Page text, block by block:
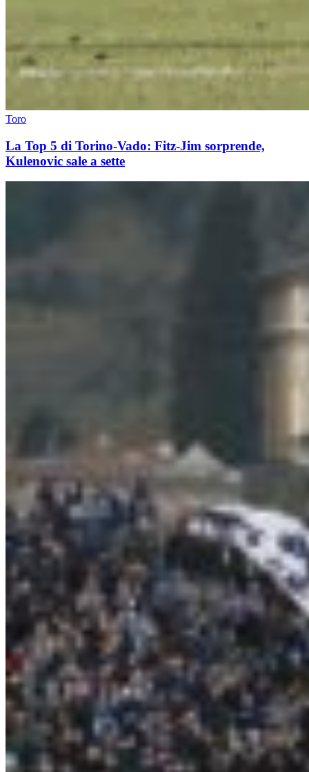
Toro
La Top 5 di Torino-Vado: Fitz-Jim sorprende,
Kulenovic sale a sette